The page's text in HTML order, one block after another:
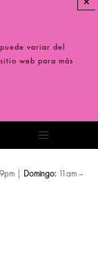
variar del
web para más
Toggle
| Domingo:11am –